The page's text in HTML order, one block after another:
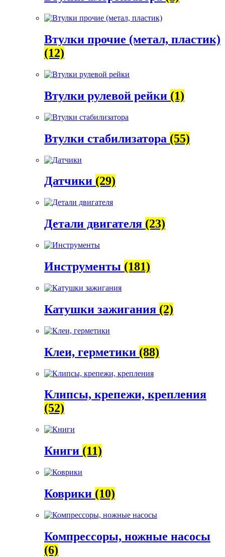
Втулки прочие (метал, пластик)
(12)
Втулки рулевой рейки (1)
Втулки стабилизатора (55)
Датчики (29)
Детали двигателя (23)
Инструменты (181)
Катушки зажигания (2)
Клеи, герметики (88)
Клипсы, крепежи, крепления
(52)
Книги (11)
Коврики (10)
Компрессоры, ножные насосы
(6)